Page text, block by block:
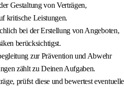
Gestaltung von Verträgen,
kritische Leistungen.
bei der Erstellung von Angeboten,
berücksichtigst.
zur Prävention und Abwehr
zählt zu Deinen Aufgaben.
prüfst diese und bewertest eventuelle